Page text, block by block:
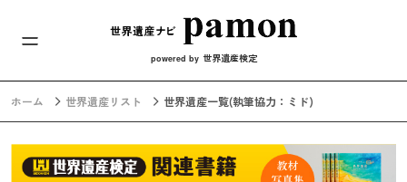
メインナビ
powered by 世界遺産検定
ホーム 世界遺産リスト 世界遺産一覧(執筆協力：ミド)